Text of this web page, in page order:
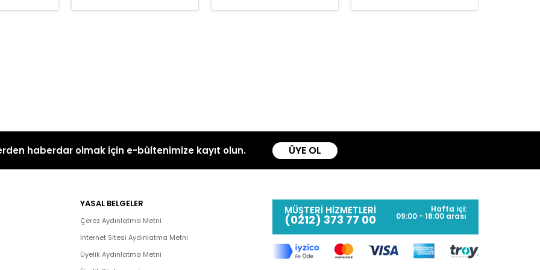
haberdar olmak için e-bültenimize kayıt olun. ÜYE OL
YASAL BELGELER
Çerez Aydınlatma Metni
İnternet Sitesi Aydınlatma Metni
Üyelik Aydınlatma Metni
MÜŞTERİ HİZMETLERİ
(0212) 373 77 00
Hafta içi:
09:00 - 18:00 arası